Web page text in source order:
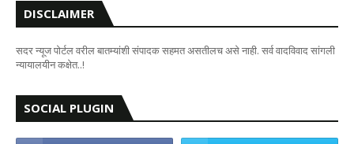
DISCLAIMER
सदर न्यूज पोर्टल वरील बातम्यांशी संपादक सहमत असतीलच असे नाही. सर्व वादविवाद सांगली
न्यायालयीन कक्षेत..!
SOCIAL PLUGIN